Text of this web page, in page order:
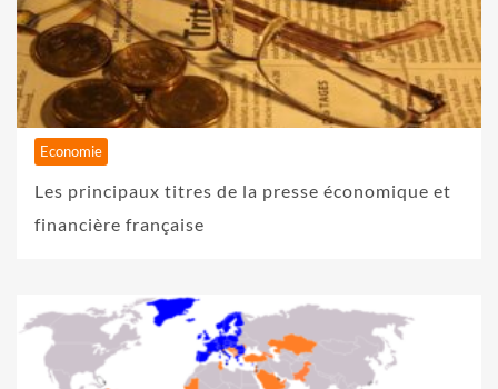
Economie
Les principaux titres de la presse économique et
financière française